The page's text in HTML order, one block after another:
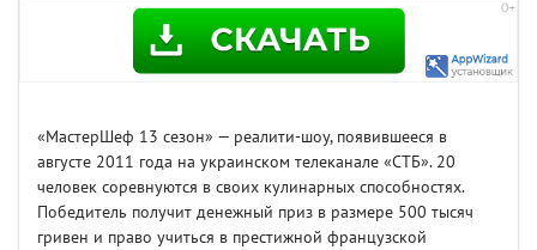
«МастерШеф 13 сезон» — реалити-шоу, появившееся в
августе 2011 года на украинском телеканале «СТБ». 20
человек соревнуются в своих кулинарных способностях.
Победитель получит денежный приз в размере 500 тысяч
гривен и право учиться в престижной французской